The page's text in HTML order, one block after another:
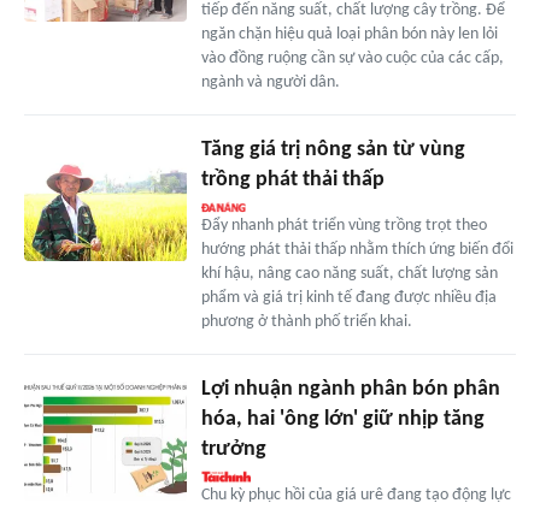
tiếp đến năng suất, chất lượng cây trồng. Để
ngăn chặn hiệu quả loại phân bón này len lỏi
vào đồng ruộng cần sự vào cuộc của các cấp,
ngành và người dân.
Tăng giá trị nông sản từ vùng
trồng phát thải thấp
Đẩy nhanh phát triển vùng trồng trọt theo
hướng phát thải thấp nhằm thích ứng biến đổi
khí hậu, nâng cao năng suất, chất lượng sản
phẩm và giá trị kinh tế đang được nhiều địa
phương ở thành phố triển khai.
Lợi nhuận ngành phân bón phân
hóa, hai 'ông lớn' giữ nhịp tăng
trưởng
Chu kỳ phục hồi của giá urê đang tạo động lực